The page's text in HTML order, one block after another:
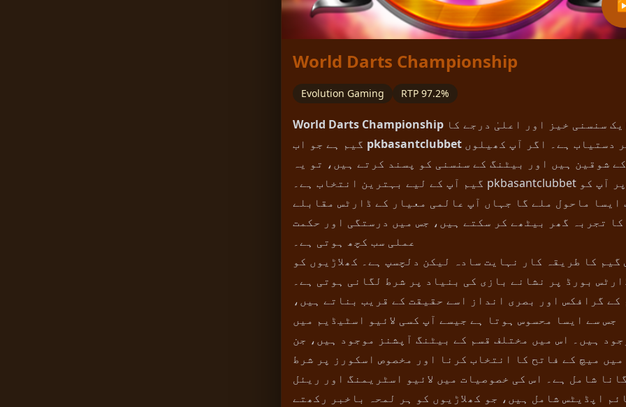
▶
World Darts Championship
Evolution Gaming RTP 97.2%
World Darts Championship
pkbasantclubbet
کے شوقین ہیں اور بیٹنگ کے سنسنی کو پسند کرتے ہیں، تو یہ
گیم آپ کے لیے بہترین انتخاب ہے۔ pkbasantclubbet پر آپ کو
ایسا ماحول ملے گا جہاں آپ عالمی معیار کے ڈارٹس مقابلے
کا تجربہ گھر بیٹھے کر سکتے ہیں، جس میں درستگی اور حکمت
عملی سب کچھ ہوتی ہے۔
گیم کا طریقہ کار نہایت سادہ لیکن دلچسپ ہے۔ کھلاڑیوں کو
بورڈ پر نشانے بازی کی بنیاد پر شرط لگانی ہوتی ہے۔
کے گرافکس اور بصری انداز اسے حقیقت کے قریب بناتے ہیں،
جس سے ایسا محسوس ہوتا ہے جیسے آپ کسی لائیو اسٹیڈیم میں
ہیں۔ اس میں مختلف قسم کے بیٹنگ آپشنز موجود ہیں، جن
میں میچ کے فاتح کا انتخاب کرنا اور مخصوص اسکورز پر شرط
شامل ہے۔ اس کی خصوصیات میں لائیو اسٹریمنگ اور ریئل
اپڈیٹس شامل ہیں، جو کھلاڑیوں کو ہر لمحہ باخبر رکھتے